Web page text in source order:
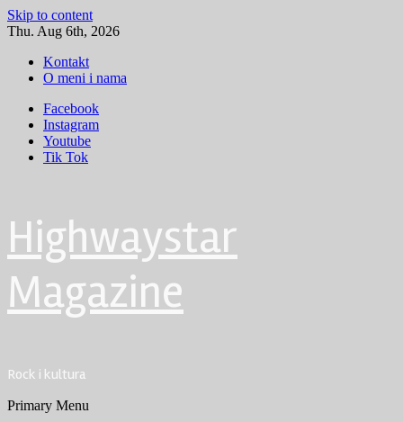
Skip to content
Thu. Aug 6th, 2026
Kontakt
O meni i nama
Facebook
Instagram
Youtube
Tik Tok
Highwaystar
Magazine
Rock i kultura
Primary Menu